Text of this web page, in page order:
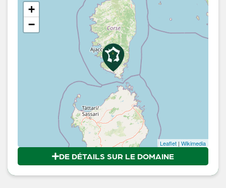
+
−
Leaflet | Wikimedia
DE DÉTAILS SUR LE DOMAINE